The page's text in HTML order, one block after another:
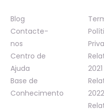
Blog
Contacte-
nos
Centro de
Ajuda
Base de
Conhecimento
2021
2022